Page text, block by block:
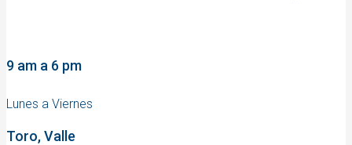
9 am a 6 pm
Lunes a Viernes
Toro, Valle